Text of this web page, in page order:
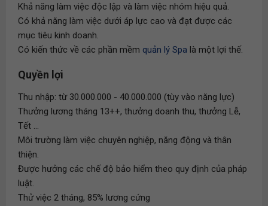
Khả năng làm việc độc lập và làm việc nhóm hiệu quả.
Có khả năng làm việc dưới áp lực cao và đạt được các
mục tiêu kinh doanh.
Có kiến thức về các phần mềm quản lý Spa là một lợi thế.
Quyền lợi
Thu nhập: từ 30.000.000 - 40.000.000 (tùy vào năng lực)
Thưởng lương tháng 13++, thưởng doanh thu, thưởng Lễ,
Tết ...
Môi trường làm việc chuyên nghiệp, năng động và thân
thiện.
Được hưởng các chế độ bảo hiểm theo quy định của pháp
luật.
Thử việc 2 tháng, 85% lương cứng